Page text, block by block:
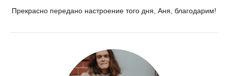
Прекрасно передано настроение того дня, Аня, благодарим!